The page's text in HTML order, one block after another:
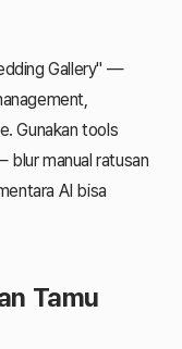
Gallery" —
Gunakan tools
manual ratusan
AI bisa
Tamu